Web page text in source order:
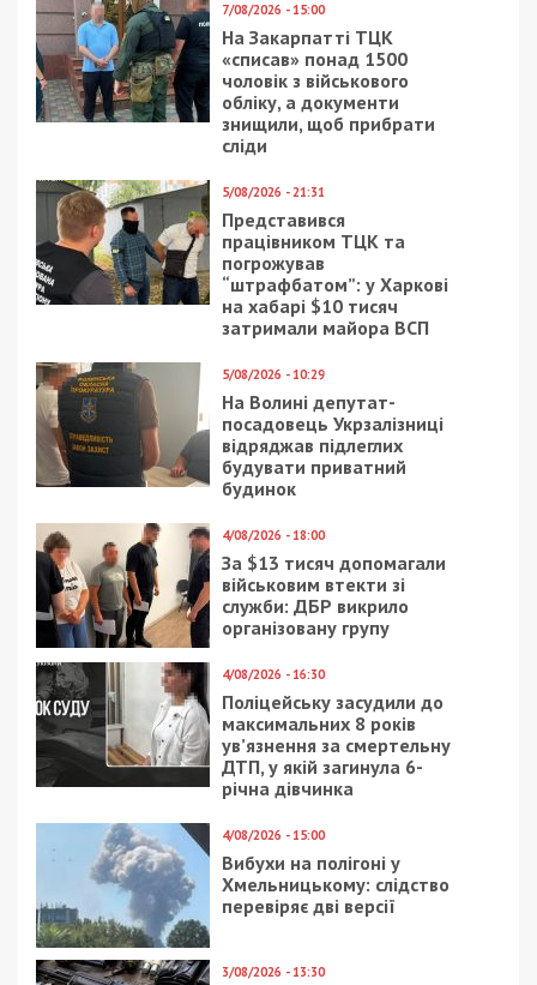
7/08/2026 - 15:00
На Закарпатті ТЦК
«списав» понад 1500
чоловік з військового
обліку, а документи
знищили, щоб прибрати
сліди
5/08/2026 - 21:31
Представився
працівником ТЦК та
погрожував
“штрафбатом”: у Харкові
на хабарі $10 тисяч
затримали майора ВСП
5/08/2026 - 10:29
На Волині депутат-
посадовець Укрзалізниці
відряджав підлеглих
будувати приватний
будинок
4/08/2026 - 18:00
За $13 тисяч допомагали
військовим втекти зі
служби: ДБР викрило
організовану групу
4/08/2026 - 16:30
Поліцейську засудили до
максимальних 8 років
ув’язнення за смертельну
ДТП, у якій загинула 6-
річна дівчинка
4/08/2026 - 15:00
Вибухи на полігоні у
Хмельницькому: слідство
перевіряє дві версії
3/08/2026 - 13:30